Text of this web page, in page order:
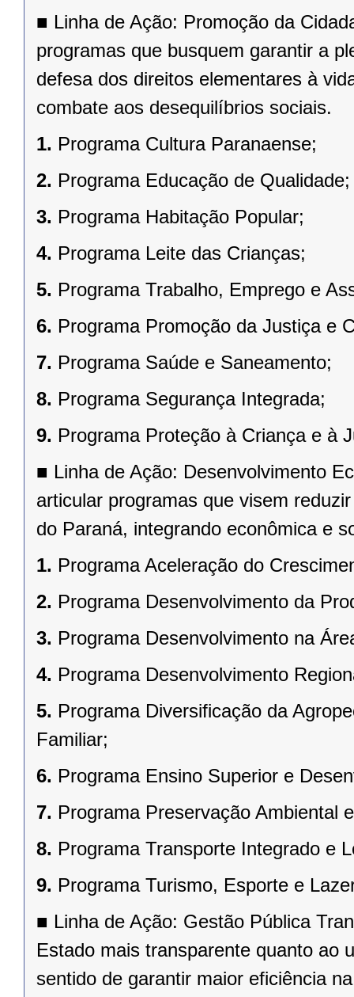
■ Linha de Ação: Promoção da
programas que busquem garantir a
defesa dos direitos elementares à
combate aos desequilíbrios sociais.
1. Programa Cultura Paranaense;
2. Programa Educação de Qualidade;
3. Programa Habitação Popular;
4. Programa Leite das Crianças;
5. Programa Trabalho, Emprego e
6. Programa Promoção da Justiça e
7. Programa Saúde e Saneamento;
8. Programa Segurança Integrada;
9. Programa Proteção à Criança e à
■ Linha de Ação: Desenvolvimento
articular programas que visem
do Paraná, integrando econômica e
1. Programa Aceleração do
2. Programa Desenvolvimento da
3. Programa Desenvolvimento na
4. Programa Desenvolvimento
5. Programa Diversificação da
Familiar;
6. Programa Ensino Superior e
7. Programa Preservação Ambiental
8. Programa Transporte Integrado e
9. Programa Turismo, Esporte e
■ Linha de Ação: Gestão Pública
Estado mais transparente quanto ao
sentido de garantir maior eficiência